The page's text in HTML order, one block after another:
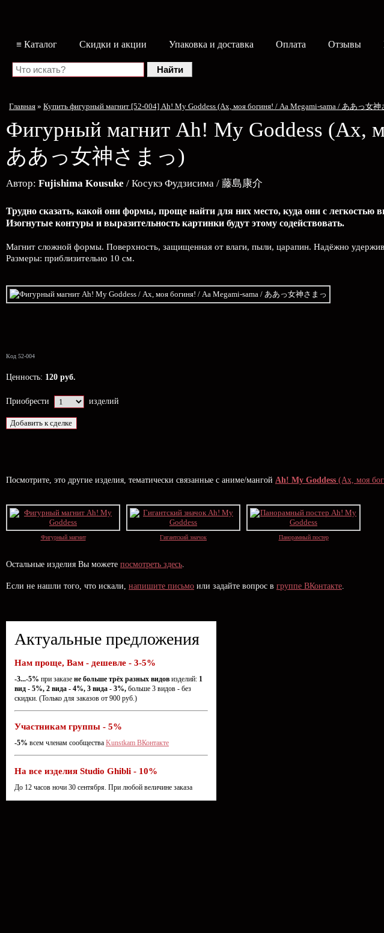
≡ Каталог Скидки и акции Упаковка и доставка Оплата Отзывы
Главная » Купить фигурный магнит [52-004] Ah! My Goddess (Ах, моя богиня! / Aa Megami-sama / ああっ女神
Фигурный магнит Ah! My Goddess (Ах,
ああっ女神さまっ)
Автор: Fujishima Kousuke / Косукэ Фудзисима / 藤島康介
Трудно сказать, какой они формы, проще найти для них место, куда они с легкостью
Изогнутые контуры и выразительность картинки будут этому содействовать.
Магнит сложной формы. Поверхность, защищенная от влаги, пыли, царапин. Надёжно
Размеры: приблизительно 10 см.
Код 52-004
Ценность: 120 руб.
Приобрести изделий
Посмотрите, это другие изделия, тематически связанные с аниме/мангой Ah! My Goddess (Ах, моя
Фигурный магнит Гигантский значок Панорамный постер
Остальные изделия Вы можете посмотреть здесь.
Если не нашли того, что искали, напишите письмо или задайте вопрос в группе ВКонтакте.
Актуальные предложения
Нам проще, Вам - дешевле - 3-5%
-3...-5% при заказе не больше трёх разных видов изделий: 1
вид - 5%, 2 вида - 4%, 3 вида - 3%, больше 3 видов - без
скидки. (Только для заказов от 900 руб.)
Участникам группы - 5%
-5% всем членам сообщества Kunstkam ВКонтакте
На все изделия Studio Ghibli - 10%
До 12 часов ночи 30 сентября. При любой величине заказа